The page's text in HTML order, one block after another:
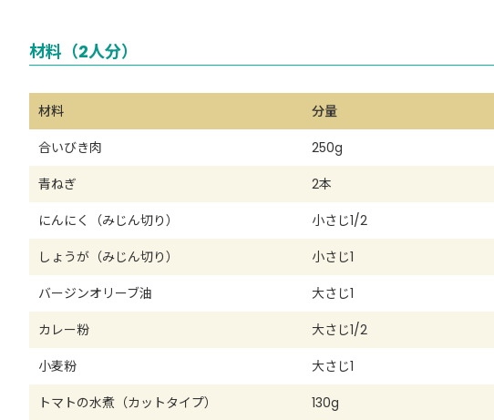
材料（2人分）
材料
分量
合いびき肉
250g
青ねぎ
2本
にんにく（みじん切り）
小さじ1/2
しょうが（みじん切り）
小さじ1
バージンオリーブ油
大さじ1
カレー粉
大さじ1/2
小麦粉
大さじ1
トマトの水煮（カットタイプ）
130g